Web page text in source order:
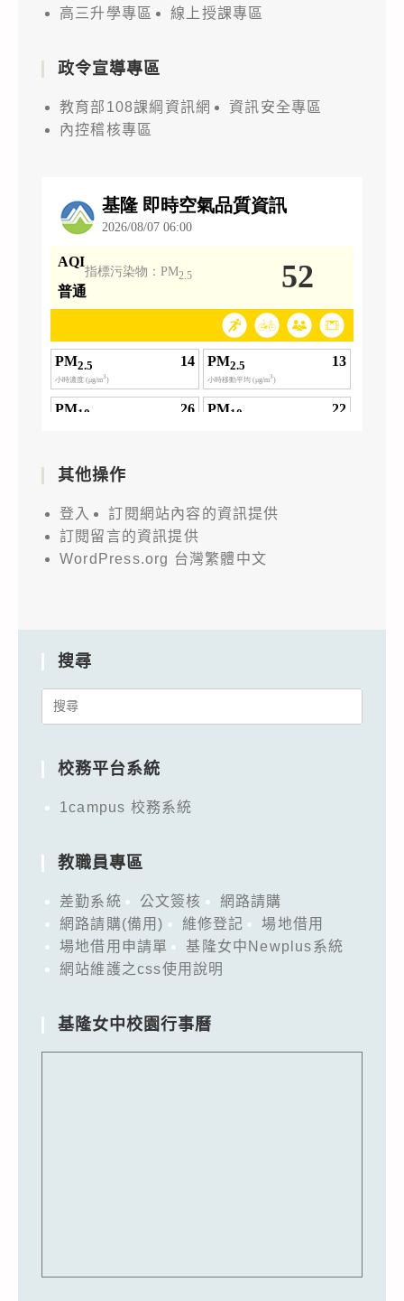
高三升學專區 線上授課專區
政令宣導專區
教育部108課綱資訊網
資訊安全專區
內控稽核專區
其他操作
登入
訂閱網站內容的資訊提供
訂閱留言的資訊提供
WordPress.org 台灣繁體中文
搜尋
Search
校務平台系統
1campus 校務系統
教職員專區
差勤系統 公文簽核
網路請購
網路請購(備用)
維修登記
場地借用
場地借用申請單
基隆女中Newplus系統
網站維護之css使用說明
基隆女中校園行事曆